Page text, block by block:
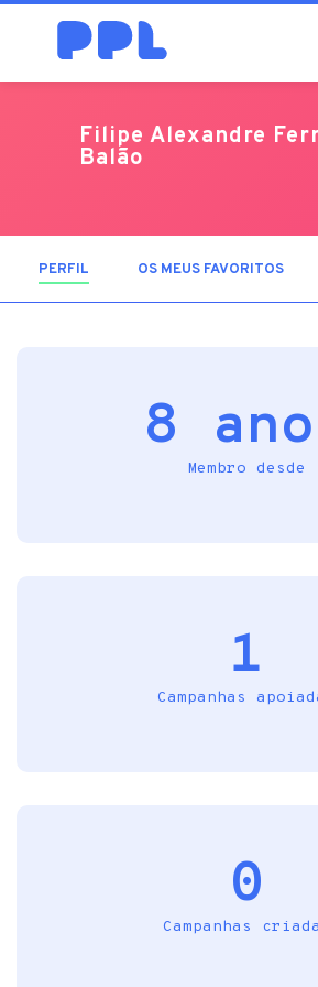
Filipe Alexandre
Balão
PERFIL (SEPARADOR ATIVO)
OS MEUS FAVORITOS
8
Membro desde
1
Campanhas
0
Campanhas